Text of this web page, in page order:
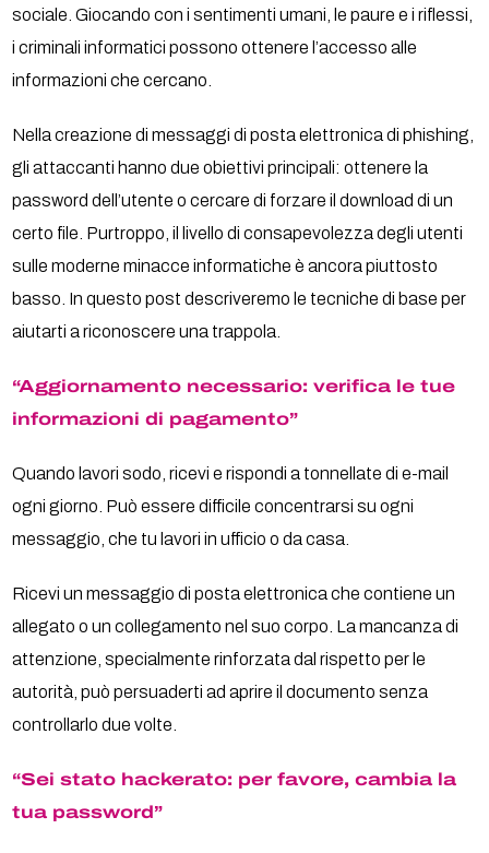
sociale. Giocando con i sentimenti umani, le paure e i riflessi,
i criminali informatici possono ottenere l’accesso alle
informazioni che cercano.
Nella creazione di messaggi di posta elettronica di phishing,
gli attaccanti hanno due obiettivi principali: ottenere la
password dell’utente o cercare di forzare il download di un
certo file. Purtroppo, il livello di consapevolezza degli utenti
sulle moderne minacce informatiche è ancora piuttosto
basso. In questo post descriveremo le tecniche di base per
aiutarti a riconoscere una trappola.
“Aggiornamento necessario: verifica le tue
informazioni di pagamento”
Quando lavori sodo, ricevi e rispondi a tonnellate di e-mail
ogni giorno. Può essere difficile concentrarsi su ogni
messaggio, che tu lavori in ufficio o da casa.
Ricevi un messaggio di posta elettronica che contiene un
allegato o un collegamento nel suo corpo. La mancanza di
attenzione, specialmente rinforzata dal rispetto per le
autorità, può persuaderti ad aprire il documento senza
controllarlo due volte.
“Sei stato hackerato: per favore, cambia la
tua password”